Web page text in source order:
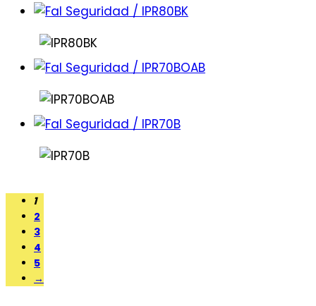
1
2
3
4
5
→